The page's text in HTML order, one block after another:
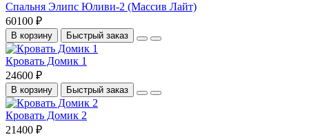
Спальня Элипс Юливи-2 (Массив Лайт)
60100 ₽
В корзину Быстрый заказ
Кровать Домик 1
24600 ₽
В корзину Быстрый заказ
Кровать Домик 2
21400 ₽